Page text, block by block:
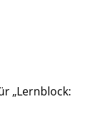
„Lernblock: